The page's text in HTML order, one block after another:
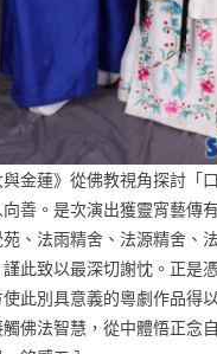
與金蓮》從佛教視角探討「
善。是次演出獲靈宵藝傳
、法雨精舍、法源精舍、
此致以最深切謝忱。正是
此別具意義的粵劇作品得
佛法智慧，從中體悟正念